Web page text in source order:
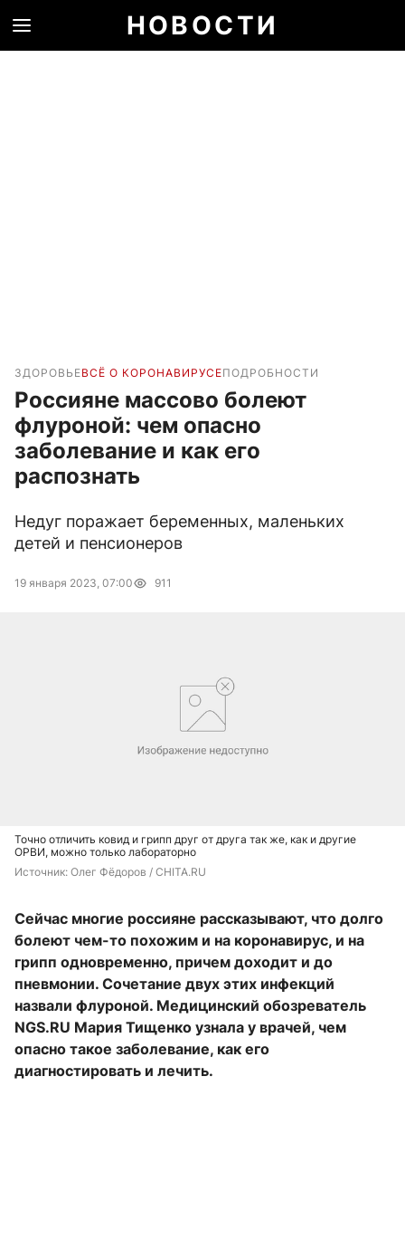
НОВОСТИ
ЗДОРОВЬЕВСЁ О КОРОНАВИРУСЕПОДРОБНОСТИ
Россияне массово болеют
флуроной: чем опасно
заболевание и как его
распознать
Недуг поражает беременных, маленьких
детей и пенсионеров
19 января 2023, 07:00 911
Точно отличить ковид и грипп друг от друга так же, как и другие
ОРВИ, можно только лабораторно
Источник: Олег Фёдоров / CHITA.RU
Сейчас многие россияне рассказывают, что долго
болеют чем-то похожим и на коронавирус, и на
грипп одновременно, причем доходит и до
пневмонии. Сочетание двух этих инфекций
назвали флуроной. Медицинский обозреватель
NGS.RU Мария Тищенко узнала у врачей, чем
опасно такое заболевание, как его
диагностировать и лечить.